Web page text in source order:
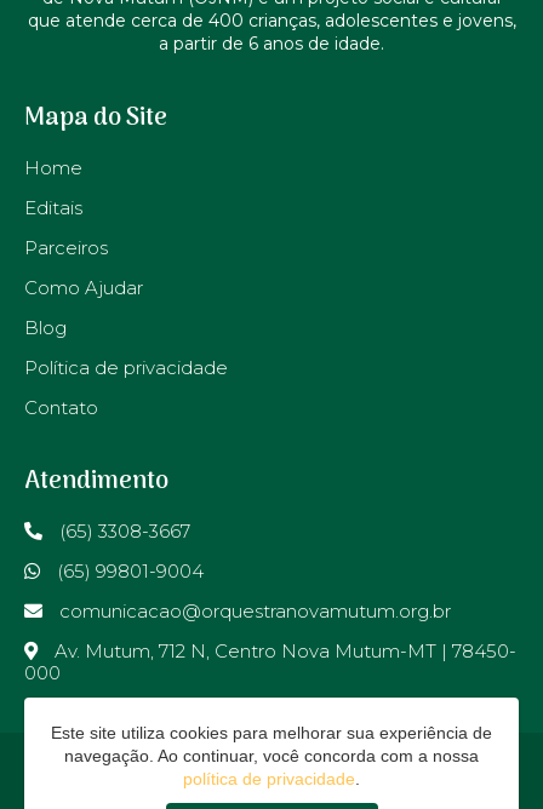
que atende cerca de 400 crianças, adolescentes e jovens,
a partir de 6 anos de idade.
Mapa do Site
Home
Editais
Parceiros
Como Ajudar
Blog
Política de privacidade
Contato
Atendimento
(65) 3308-3667
(65) 99801-9004
comunicacao@orquestranovamutum.org.br
Av. Mutum, 712 N, Centro Nova Mutum-MT | 78450-
000
Este site utiliza cookies para melhorar sua experiência de
navegação. Ao continuar, você concorda com a nossa
política de privacidade